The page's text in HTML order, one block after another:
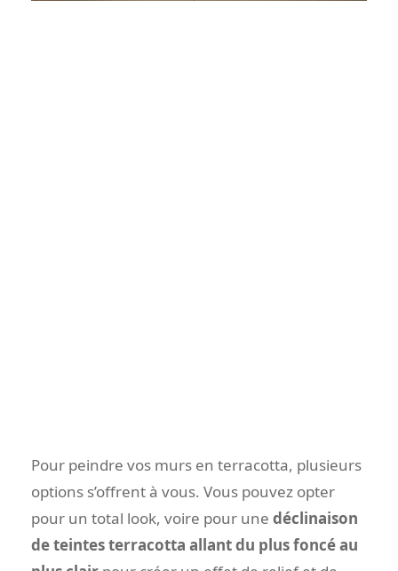
Pour peindre vos murs en terracotta, plusieurs
options s’offrent à vous. Vous pouvez opter
pour un total look, voire pour une déclinaison
de teintes terracotta allant du plus foncé au